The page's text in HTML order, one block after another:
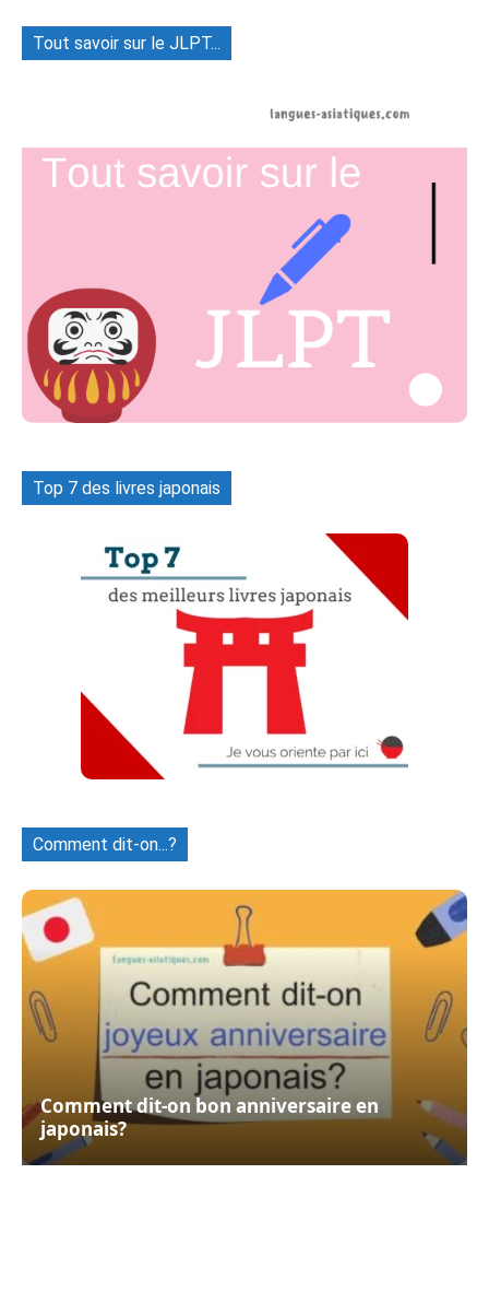
Tout savoir sur le JLPT...
Top 7 des livres japonais
Comment dit-on...?
Comment dit-on bon anniversaire en
japonais?